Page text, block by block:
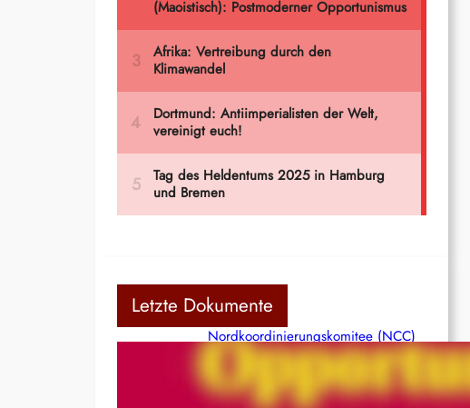
Letzte Dokumente
Nordkoordinierungskomitee (NCC)
der Kommunistischen Partei Indiens
(Maoistisch): Postmoderner
Opportunismus